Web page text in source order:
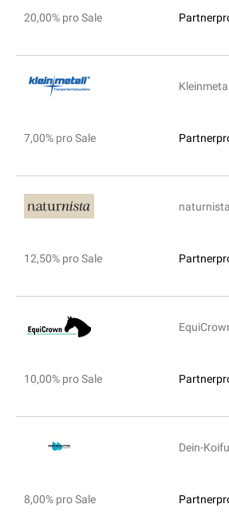
20,00% pro Sale
7,00% pro Sale
naturnista
12,50% pro Sale
10,00% pro Sale
Dein-
8,00% pro Sale